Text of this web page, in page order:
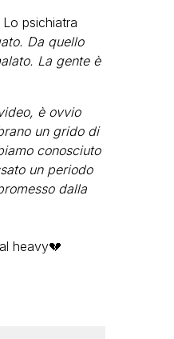
psichiatra
Da quello
La gente è
è ovvio
un grido di
conosciuto
un periodo
dalla
heavy💔